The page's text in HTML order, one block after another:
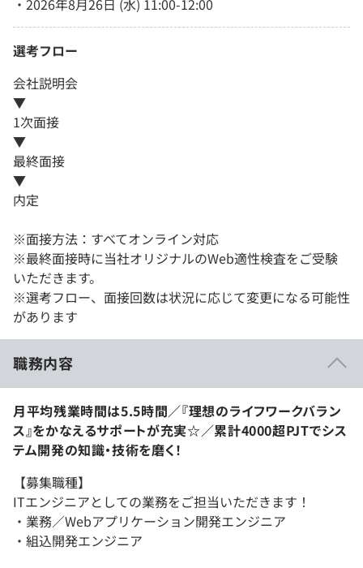
・2026年8月26日 (水) 11:00-12:00
選考フロー
会社説明会
▼
1次面接
▼
最終面接
▼
内定
※面接方法：すべてオンライン対応
※最終面接時に当社オリジナルのWeb適性検査をご受験
いただきます。
※選考フロー、面接回数は状況に応じて変更になる可能性
があります
職務内容
月平均残業時間は5.5時間／『理想のライフワークバラン
ス』をかなえるサポートが充実☆／累計4000超PJTでシス
テム開発の知識・技術を磨く！
【募集職種】
ITエンジニアとしての業務をご担当いただきます！
・業務／Webアプリケーション開発エンジニア
・組込開発エンジニア